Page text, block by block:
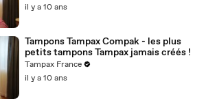
il y a 10 ans
Tampons Tampax Compak - les plus
petits tampons Tampax jamais créés !
Tampax France
il y a 10 ans